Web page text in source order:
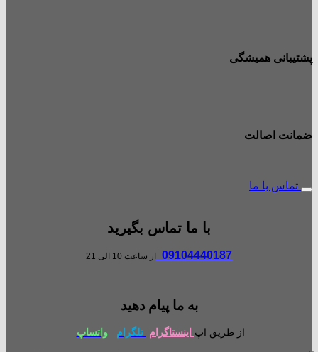
پشتیبانی همیشگی
ضمانت اصالت
تماس با ما
با ما تماس بگیرید
09104440187 از ساعت 10 الی 21
به ما پیام دهید
از طریق اپ اینستاگرام تلگرام واتساپ